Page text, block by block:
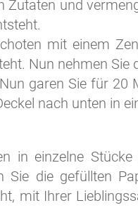
Zutaten und
mit einem
Nun nehmen Sie
garen Sie für 20
nach unten in
in einzelne
Sie die gefüllten
mit Ihrer